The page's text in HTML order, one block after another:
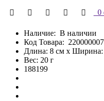
0
Наличие: В наличии
Код Товара:
Длина: 8 см x Ширина:
Вес: 20 г
188199